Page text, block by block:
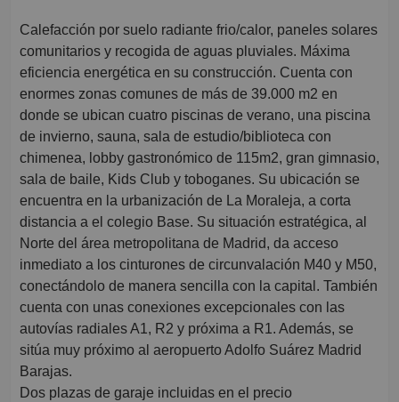
Calefacción por suelo radiante frio/calor, paneles solares
comunitarios y recogida de aguas pluviales. Máxima
eficiencia energética en su construcción. Cuenta con
enormes zonas comunes de más de 39.000 m2 en
donde se ubican cuatro piscinas de verano, una piscina
de invierno, sauna, sala de estudio/biblioteca con
chimenea, lobby gastronómico de 115m2, gran gimnasio,
sala de baile, Kids Club y toboganes. Su ubicación se
encuentra en la urbanización de La Moraleja, a corta
distancia a el colegio Base. Su situación estratégica, al
Norte del área metropolitana de Madrid, da acceso
inmediato a los cinturones de circunvalación M40 y M50,
conectándolo de manera sencilla con la capital. También
cuenta con unas conexiones excepcionales con las
autovías radiales A1, R2 y próxima a R1. Además, se
sitúa muy próximo al aeropuerto Adolfo Suárez Madrid
Barajas.
Dos plazas de garaje incluidas en el precio